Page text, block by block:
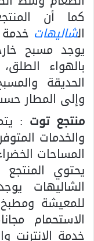
كما أن
الشاليهات خدمة
يوجد مسبح
بالهواء
الحديقة
وإلى المطار
منتجع توت :
والخدمات
المساحات
يحتوي
الشاليهات
للمعيشة
الاستحمام
خدمة